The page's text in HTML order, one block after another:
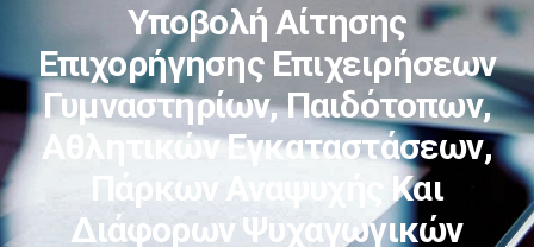
Υποβολή Αίτησης
Επιχορήγησης Επιχειρήσεων
Γυμναστηρίων, Παιδότοπων,
Αθλητικών Εγκαταστάσεων,
Πάρκων Αναψυχής Και
Διάφορων Ψυχαγωγικών